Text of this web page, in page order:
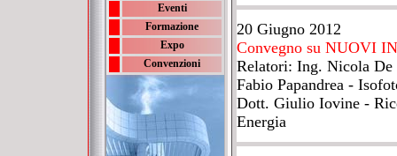
Eventi
Formazione
Expo
Convenzioni
20 Giugno 2012
Convegno su NUOVI
Relatori: Ing. Nicola
Fabio Papandrea -
Dott. Giulio Iovine -
Energia